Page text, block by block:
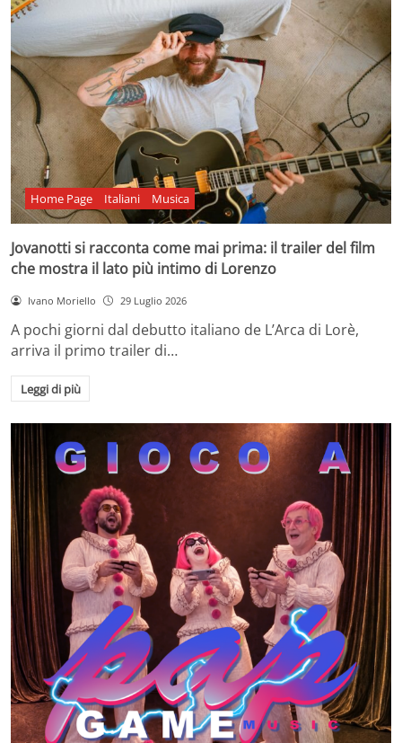
Home Page Italiani Musica
Jovanotti si racconta come mai prima: il trailer del film
che mostra il lato più intimo di Lorenzo
Ivano Moriello 29 Luglio 2026
A pochi giorni dal debutto italiano de L’Arca di Lorè,
arriva il primo trailer di…
Leggi di più